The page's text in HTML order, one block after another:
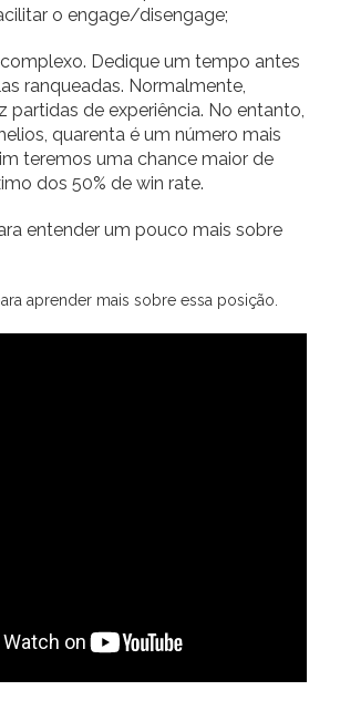
o engage/disengage;
Dedique um tempo antes
ranqueadas. Normalmente,
partidas de experiência. No entanto,
quarenta é um número mais
teremos uma chance maior de
dos 50% de win rate.
entender um pouco mais sobre
aprender mais sobre essa posição.